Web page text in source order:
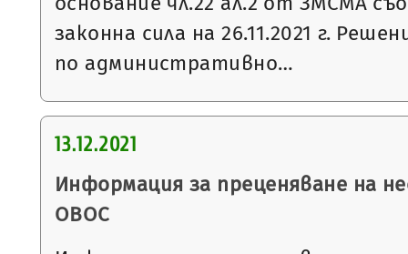
законна сила на 26.11.2021 г.
по административно…
13.12.2021
Информация за преценяване на
ОВОС